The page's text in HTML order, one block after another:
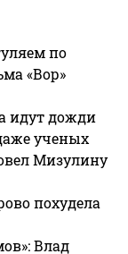
по
«Вор»
идут дожди
ученых
Мизулину
похудела
Влад